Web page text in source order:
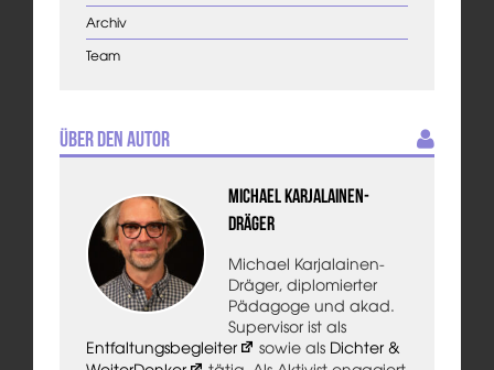
Archiv
Team
Über den Autor
Michael Karjalainen-
Dräger
Michael Karjalainen-
Dräger, diplomierter
Pädagoge und akad.
Supervisor ist als
Entfaltungsbegleiter
sowie als Dichter &